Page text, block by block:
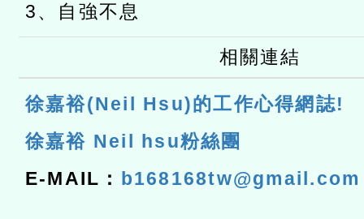
3、自強不息
相關連結
徐嘉裕(Neil Hsu)的工作心得網誌!
徐嘉裕 Neil hsu粉絲團
E-MAIL： b168168tw@gmail.com